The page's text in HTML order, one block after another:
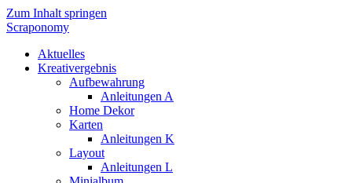
Zum Inhalt springen
Scraponomy
Aktuelles
Kreativergebnis
Aufbewahrung
Anleitungen A
Home Dekor
Karten
Anleitungen K
Layout
Anleitungen L